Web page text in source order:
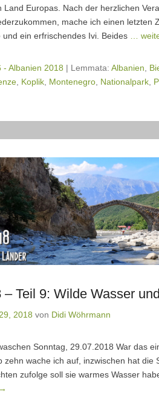
Land Europas. Nach der herzlichen
mache ich einen letzten
ein erfrischendes Ivi. Beides
…
- Albanien 2018 | Lemmata: Albanien
Koplik Montenegro Nationalpark
Teil 9: Wilde Wasser
2018 von Didi Wöhrmann
Sonntag, 29.07.2018 War das
zehn wache ich auf, inzwischen hat
zufolge soll sie warmes Wasser